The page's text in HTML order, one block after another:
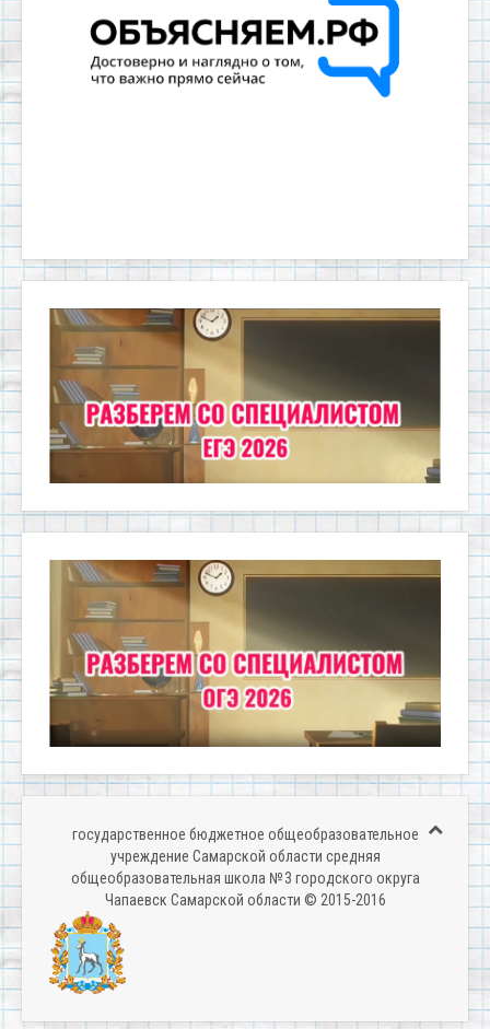
государственное бюджетное общеобразовательное
учреждение Самарской области средняя
общеобразовательная школа № 3 городского округа
Чапаевск Самарской области © 2015-2016